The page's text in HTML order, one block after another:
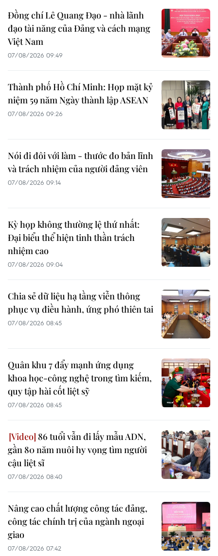
Đồng chí Lê Quang Đạo - nhà lãnh
đạo tài năng của Đảng và cách mạng
Việt Nam
07/08/2026 09:49
Thành phố Hồ Chí Minh: Họp mặt kỷ
niệm 59 năm Ngày thành lập ASEAN
07/08/2026 09:26
Nói đi đôi với làm - thước đo bản lĩnh
và trách nhiệm của người đảng viên
07/08/2026 09:14
Kỳ họp không thường lệ thứ nhất:
Đại biểu thể hiện tinh thần trách
nhiệm cao
07/08/2026 09:04
Chia sẻ dữ liệu hạ tầng viễn thông
phục vụ điều hành, ứng phó thiên tai
07/08/2026 08:45
Quân khu 7 đẩy mạnh ứng dụng
khoa học-công nghệ trong tìm kiếm,
quy tập hài cốt liệt sỹ
07/08/2026 08:45
86 tuổi vẫn đi lấy mẫu ADN,
gần 80 năm nuôi hy vọng tìm người
cậu liệt sĩ
07/08/2026 08:40
Nâng cao chất lượng công tác đảng,
công tác chính trị của ngành ngoại
giao
07/08/2026 07:42